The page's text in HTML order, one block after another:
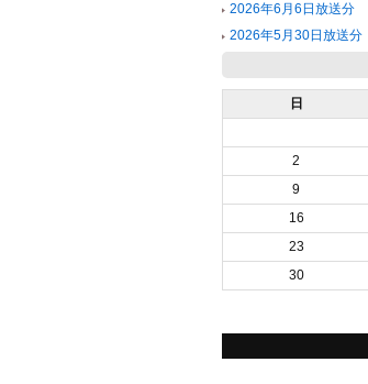
2026年6月6日放送分
2026年5月30日放送分
日
2
9
16
23
30